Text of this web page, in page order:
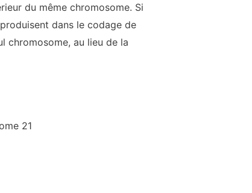
du même chromosome. Si
dans le codage de
chromosome, au lieu de la
21